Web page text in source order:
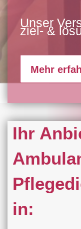
Unser
ziel- &
Mehr
Ihr
in: